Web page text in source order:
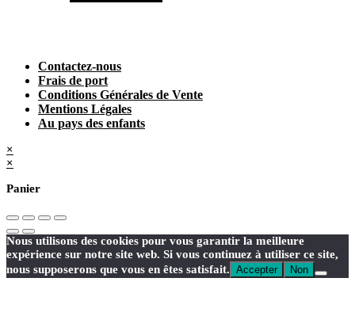
Contactez-nous
Frais de port
Conditions Générales de Vente
Mentions Légales
Au pays des enfants
×
×
Panier
Nous utilisons des cookies pour vous garantir la meilleure
expérience sur notre site web. Si vous continuez à utiliser ce site,
nous supposerons que vous en êtes satisfait. Accepter Non